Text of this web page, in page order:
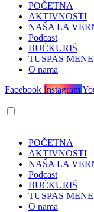
POČETNA
AKTIVNOSTI
NAŠA LA
Podcast
BUĆKURIŠ
TUSPAS MENE
O nama
Facebook Instagram
POČETNA
AKTIVNOSTI
NAŠA LA
Podcast
BUĆKURIŠ
TUSPAS MENE
O nama